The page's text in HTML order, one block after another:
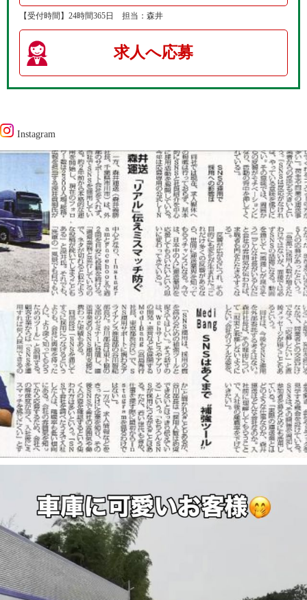
【受付時間】24時間365日 担当：森井
求人へ応募
Instagram